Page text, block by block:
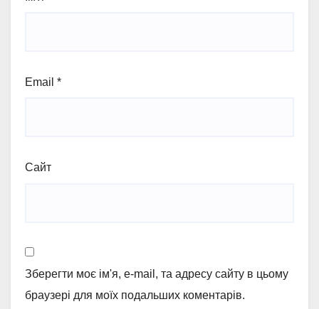
Email *
Сайт
Зберегти моє ім'я, e-mail, та адресу сайту в цьому
браузері для моїх подальших коментарів.